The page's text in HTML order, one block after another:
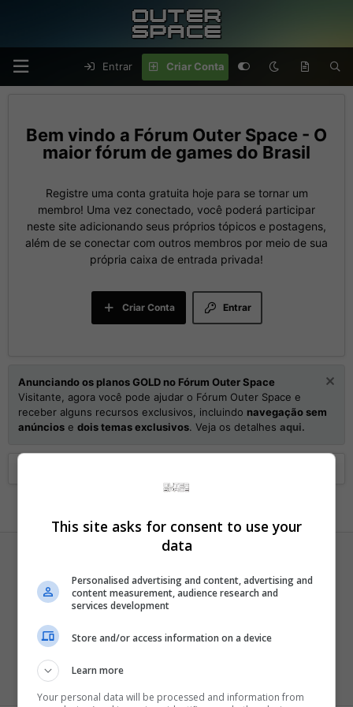
Entrar Criar Conta
Fórum Outer Space - O
maior fórum de games do Brasil
Registre uma conta gratuita hoje para se tornar um
membro! Uma vez conectado, você poderá participar
neste site adicionando seus próprios tópicos e postagens,
além de se conectar com outros membros por meio de sua
própria caixa de entrada privada!
Entrar
Criar Conta
Anunciando os planos GOLD no Fórum Outer Space
Visitante, agora você pode ajudar o Fórum Outer Space e
receber alguns recursos exclusivos, incluindo navegação sem
anúncios e dois temas exclusivos. Veja os detalhes aqui.
Vectorman2
Registrado
This site asks for consent to use your
data
Personalised advertising and content, advertising and
content measurement, audience research and
services development
Store and/or access information on a device
Learn more
Your personal data will be processed and information from